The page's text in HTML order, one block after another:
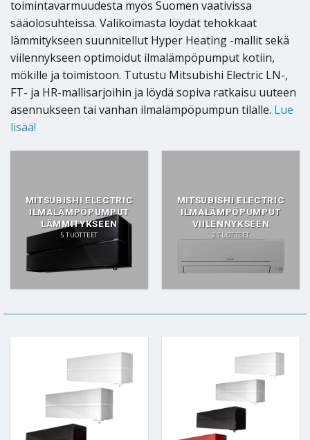
toimintavarmuudesta myös Suomen vaativissa
sääolosuhteissa. Valikoimasta löydät tehokkaat
lämmitykseen suunnitellut Hyper Heating -mallit sekä
viilennykseen optimoidut ilmalämpöpumput kotiin,
mökille ja toimistoon. Tutustu Mitsubishi Electric LN-,
FT- ja HR-mallisarjoihin ja löydä sopiva ratkaisu uuteen
asennukseen tai vanhan ilmalämpöpumpun tilalle. Lue
lisää!
MITSUBISHI ELECTRIC
ILMALÄMPÖPUMPUT
LÄMMITYKSEEN
5 TUOTTEET
MITSUBISHI ELECTRIC
ILMALÄMPÖPUMPUT
VIILENNYKSEEN
2 TUOTTEET